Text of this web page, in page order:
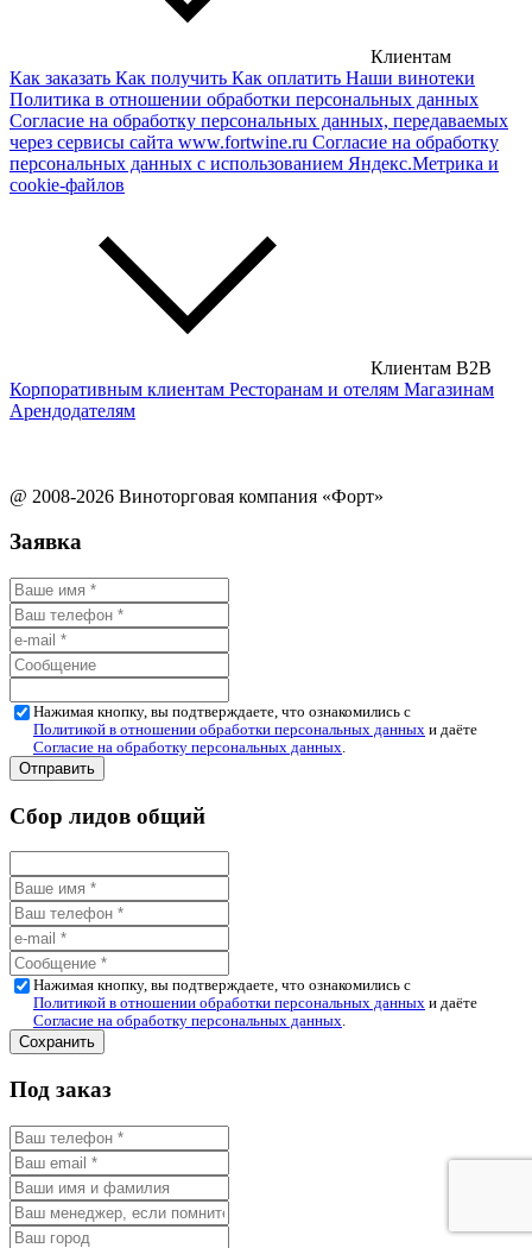
Сирийские вина
Клиентам
Как заказать Как получить Как оплатить Наши винотеки
Политика в отношении обработки персональных данных
Согласие на обработку персональных данных, передаваемых
через сервисы сайта www.fortwine.ru Согласие на обработку
персональных данных с использованием Яндекс.Метрика и
cookie-файлов
Клиентам B2B
Корпоративным клиентам Ресторанам и отелям Магазинам
Арендодателям
@ 2008-2026 Виноторговая компания «Форт»
Заявка
Нажимая кнопку, вы подтверждаете, что ознакомились с
Политикой в отношении обработки персональных данных и даёте
Согласие на обработку персональных данных.
Сбор лидов общий
Нажимая кнопку, вы подтверждаете, что ознакомились с
Политикой в отношении обработки персональных данных и даёте
Согласие на обработку персональных данных.
Под заказ